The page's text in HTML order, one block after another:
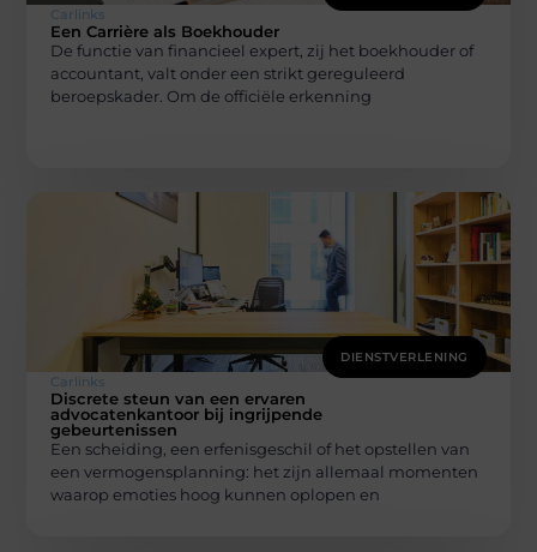
Carlinks
Een Carrière als Boekhouder
De functie van financieel expert, zij het boekhouder of
accountant, valt onder een strikt gereguleerd
beroepskader. Om de officiële erkenning
DIENSTVERLENING
Carlinks
Discrete steun van een ervaren
advocatenkantoor bij ingrijpende
gebeurtenissen
Een scheiding, een erfenisgeschil of het opstellen van
een vermogensplanning: het zijn allemaal momenten
waarop emoties hoog kunnen oplopen en